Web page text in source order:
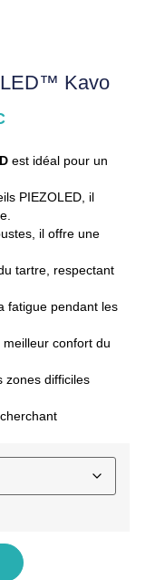
Kavo
est idéal pour un
PIEZOLED, il
il offre une
tartre, respectant
fatigue pendant les
confort du
zones difficiles